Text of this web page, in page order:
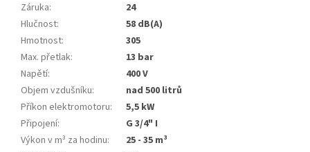
Záruka:
24
Hlučnost:
58 dB(A)
Hmotnost:
305
Max. přetlak:
13 bar
Napětí:
400 V
Objem vzdušníku:
nad 500 litrů
Příkon elektromotoru:
5,5 kW
Připojení:
G 3/4" I
Výkon v m³ za hodinu:
25 - 35 m³